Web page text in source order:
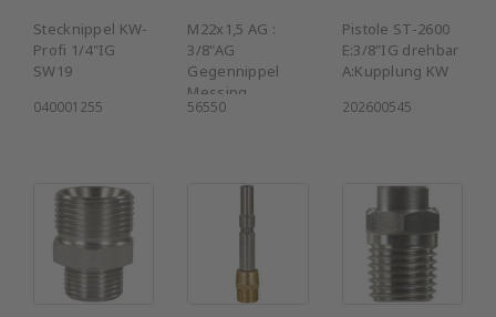
Stecknippel KW-
Profi 1/4"IG
SW19
040001255
M22x1,5 AG :
3/8"AG
Gegennippel
Messing
56550
Pistole ST-2600
E:3/8"IG drehbar
A:Kupplung KW
202600545